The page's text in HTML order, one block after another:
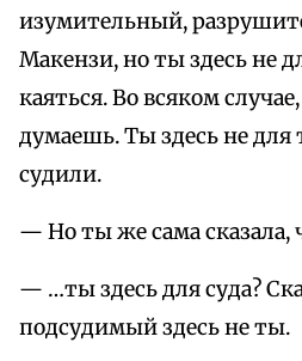
изумительный,
Макензи, но ты здесь не
каяться. Во всяком
думаешь. Ты здесь не для
судили.
— Но ты же сама сказала,
— …ты здесь для суда?
подсудимый здесь не ты.